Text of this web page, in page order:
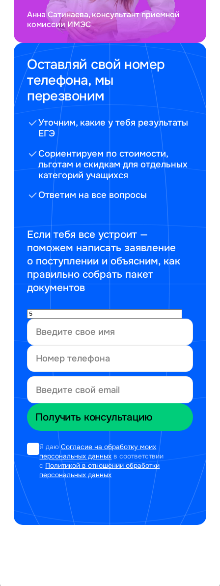
Оставляй свой номер
телефона, мы
перезвоним
Уточним, какие у тебя результаты
ЕГЭ
Сориентируем по стоимости,
льготам и скидкам для отдельных
категорий учащихся
Ответим на все вопросы
Если тебя все устроит —
поможем написать заявление
о поступлении и объясним, как
правильно собрать пакет
документов
Я даюСогласие на обработку моих
персональных данных в соответствии
с Политикой в отношении обработки
персональных данных
Анна Сатинаева, консультант приемной
комиссии ИМЭС